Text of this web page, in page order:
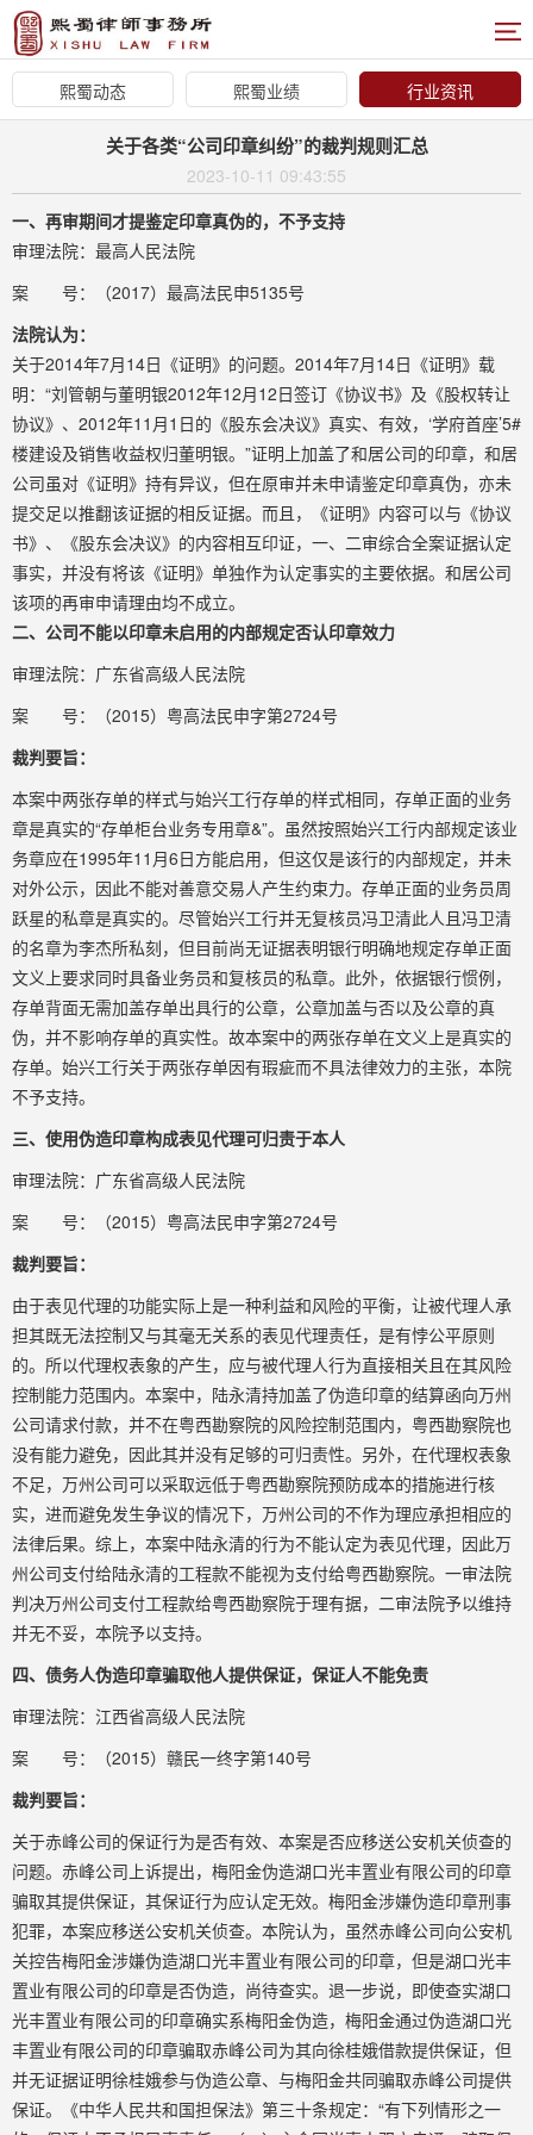
熙蜀动态 熙蜀业绩 行业资讯
关于各类“公司印章纠纷”的裁判规则汇总
2023-10-11 09:43:55
一、再审期间才提鉴定印章真伪的，不予支持
审理法院：最高人民法院
案 号：（2017）最高法民申5135号
法院认为：
关于2014年7月14日《证明》的问题。2014年7月14日《证明》载
明：“刘管朝与董明银2012年12月12日签订《协议书》及《股权转让
协议》、2012年11月1日的《股东会决议》真实、有效，‘学府首座’5#
楼建设及销售收益权归董明银。”证明上加盖了和居公司的印章，和居
公司虽对《证明》持有异议，但在原审并未申请鉴定印章真伪，亦未
提交足以推翻该证据的相反证据。而且，《证明》内容可以与《协议
书》、《股东会决议》的内容相互印证，一、二审综合全案证据认定
事实，并没有将该《证明》单独作为认定事实的主要依据。和居公司
该项的再审申请理由均不成立。
二、公司不能以印章未启用的内部规定否认印章效力
审理法院：广东省高级人民法院
案 号：（2015）粤高法民申字第2724号
裁判要旨：
本案中两张存单的样式与始兴工行存单的样式相同，存单正面的业务
章是真实的“存单柜台业务专用章&”。虽然按照始兴工行内部规定该业
务章应在1995年11月6日方能启用，但这仅是该行的内部规定，并未
对外公示，因此不能对善意交易人产生约束力。存单正面的业务员周
跃星的私章是真实的。尽管始兴工行并无复核员冯卫清此人且冯卫清
的名章为李杰所私刻，但目前尚无证据表明银行明确地规定存单正面
文义上要求同时具备业务员和复核员的私章。此外，依据银行惯例，
存单背面无需加盖存单出具行的公章，公章加盖与否以及公章的真
伪，并不影响存单的真实性。故本案中的两张存单在文义上是真实的
存单。始兴工行关于两张存单因有瑕疵而不具法律效力的主张，本院
不予支持。
三、使用伪造印章构成表见代理可归责于本人
审理法院：广东省高级人民法院
案 号：（2015）粤高法民申字第2724号
裁判要旨：
由于表见代理的功能实际上是一种利益和风险的平衡，让被代理人承
担其既无法控制又与其毫无关系的表见代理责任，是有悖公平原则
的。所以代理权表象的产生，应与被代理人行为直接相关且在其风险
控制能力范围内。本案中，陆永清持加盖了伪造印章的结算函向万州
公司请求付款，并不在粤西勘察院的风险控制范围内，粤西勘察院也
没有能力避免，因此其并没有足够的可归责性。另外，在代理权表象
不足，万州公司可以采取远低于粤西勘察院预防成本的措施进行核
实，进而避免发生争议的情况下，万州公司的不作为理应承担相应的
法律后果。综上，本案中陆永清的行为不能认定为表见代理，因此万
州公司支付给陆永清的工程款不能视为支付给粤西勘察院。一审法院
判决万州公司支付工程款给粤西勘察院于理有据，二审法院予以维持
并无不妥，本院予以支持。
四、债务人伪造印章骗取他人提供保证，保证人不能免责
审理法院：江西省高级人民法院
案 号：（2015）赣民一终字第140号
裁判要旨：
关于赤峰公司的保证行为是否有效、本案是否应移送公安机关侦查的
问题。赤峰公司上诉提出，梅阳金伪造湖口光丰置业有限公司的印章
骗取其提供保证，其保证行为应认定无效。梅阳金涉嫌伪造印章刑事
犯罪，本案应移送公安机关侦查。本院认为，虽然赤峰公司向公安机
关控告梅阳金涉嫌伪造湖口光丰置业有限公司的印章，但是湖口光丰
置业有限公司的印章是否伪造，尚待查实。退一步说，即使查实湖口
光丰置业有限公司的印章确实系梅阳金伪造，梅阳金通过伪造湖口光
丰置业有限公司的印章骗取赤峰公司为其向徐桂娥借款提供保证，但
并无证据证明徐桂娥参与伪造公章、与梅阳金共同骗取赤峰公司提供
保证。《中华人民共和国担保法》第三十条规定：“有下列情形之一